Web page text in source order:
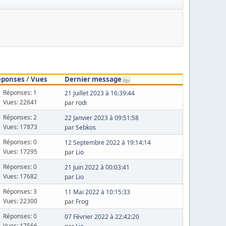
/Vues
Dernier message
Réponses: 1
Vues: 22641
21 Juillet 2023 à 16:39:44
par rodi
Réponses: 2
Vues: 17873
22 Janvier 2023 à 09:51:58
parSebkos
Réponses: 0
Vues: 17295
12 Septembre 2022 à 19:14:14
par Lio
Réponses: 0
Vues: 17682
21 Juin 2022 à 00:03:41
par Lio
Réponses: 3
Vues: 22300
11 Mai 2022 à 10:15:33
par Frog
Réponses: 0
07 Février 2022 à 22:42:20